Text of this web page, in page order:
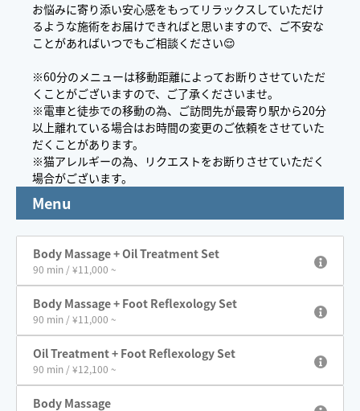
お悩みに寄り添い安心感をもってリラックスしていただけ
るような施術をお届けできればと思いますので、ご不安な
ことがあればいつでもご相談ください😌
※60分のメニューは移動距離によってお断りさせていただ
くことがございますので、ご了承くださいませ。
※電車と徒歩での移動の為、ご訪問先が最寄り駅から20分
以上離れている場合はお時間の変更のご依頼をさせていた
だくことがあります。
※猫アレルギーの為、リクエストをお断りさせていただく
場合がございます。
Menu
Body Massage + Oil Treatment Set
90 min / ¥11,000 ~
Body Massage + Foot Reflexology Set
90 min / ¥11,000 ~
Oil Treatment + Foot Reflexology Set
90 min / ¥12,100 ~
Body Massage